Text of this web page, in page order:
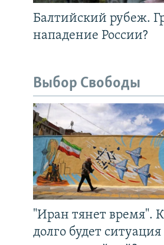
Балтийский рубеж.
нападение России?
Выбор Свободы
"Иран тянет время".
долго будет